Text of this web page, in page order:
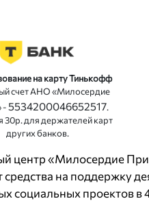
на карту Тинькофф
счет АНО «Милосердие
-5534200046652517.
30р. для держателей карт
других банков.
центр «Милосердие
средства на поддержку
социальных проектов в